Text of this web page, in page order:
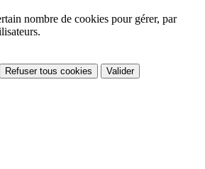
nombre de cookies pour gérer, par
Refuser tous cookies Valider